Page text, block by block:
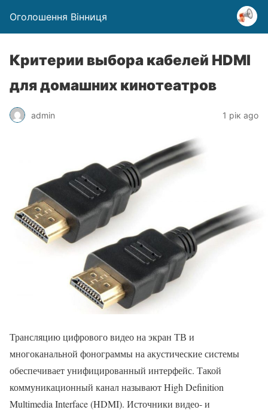
Оголошення Вінниця
Критерии выбора кабелей HDMI
для домашних кинотеатров
admin 1 рік ago
Трансляцию цифрового видео на экран ТВ и
многоканальной фонограммы на акустические системы
обеспечивает унифицированный интерфейс. Такой
коммуникационный канал называют High Definition
Multimedia Interface (HDMI). Источники видео- и